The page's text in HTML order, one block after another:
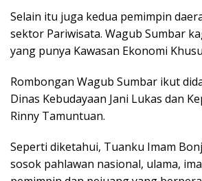
Selain itu juga kedua pemimpin
sektor Pariwisata. Wagub Sumbar
yang punya Kawasan Ekonomi
Rombongan Wagub Sumbar ikut
Dinas Kebudayaan Jani Lukas dan
Rinny Tamuntuan.
Seperti diketahui, Tuanku Imam
sosok pahlawan nasional, ulama,